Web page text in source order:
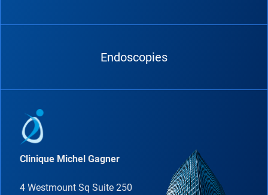
Endoscopies
Clinique Michel Gagner
4 Westmount Sq Suite 250